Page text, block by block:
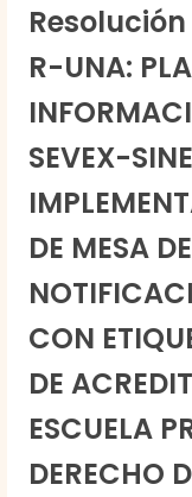
R-UNA:
SEVEX-
DE MESA
CON
DE
ESCUELA
DERECHO